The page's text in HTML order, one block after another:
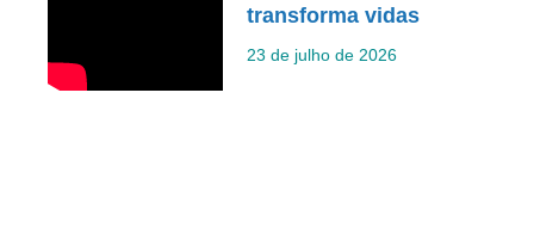
transforma vidas
23 de julho de 2026